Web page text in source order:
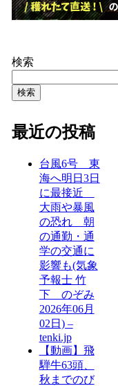
検索
検索
最近の投稿
台風6号 東
海へ明日3日
に最接近
大雨や暴風
の恐れ 朝
の通勤・通
学の交通に
影響も(気象
予報士 竹
下 のぞみ
2026年06月
02日) –
tenki.jp
【動画】飛
騨牛63頭、
秋までのび